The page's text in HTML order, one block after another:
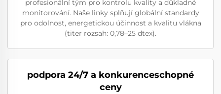
profesionální tým pro kontrolu kvality a důkladné
monitorování. Naše linky splňují globální standardy
pro odolnost, energetickou účinnost a kvalitu vlákna
(titer rozsah: 0,78–25 dtex).
podpora 24/7 a konkurenceschopné
ceny